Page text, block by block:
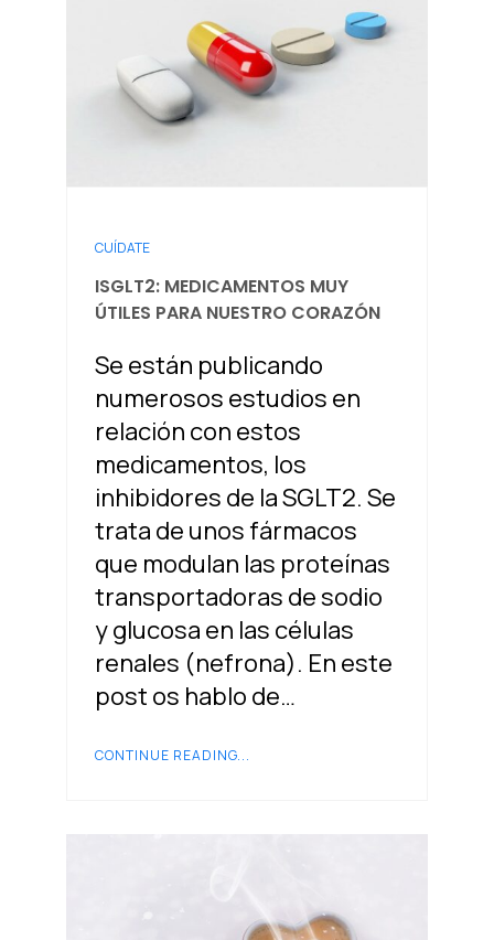
CUÍDATE
ISGLT2: MEDICAMENTOS MUY
ÚTILES PARA NUESTRO CORAZÓN
Se están publicando
numerosos estudios en
relación con estos
medicamentos, los
inhibidores de la SGLT2. Se
trata de unos fármacos
que modulan las proteínas
transportadoras de sodio
y glucosa en las células
renales (nefrona). En este
post os hablo de…
CONTINUE READING...